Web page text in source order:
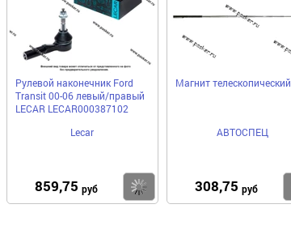
Рулевой наконечник Ford
Transit 00-06 левый/правый
LECAR LECAR000387102
Lecar
859,75 руб Купить
Магнит телескопический
АВТОСПЕЦ
308,75 руб